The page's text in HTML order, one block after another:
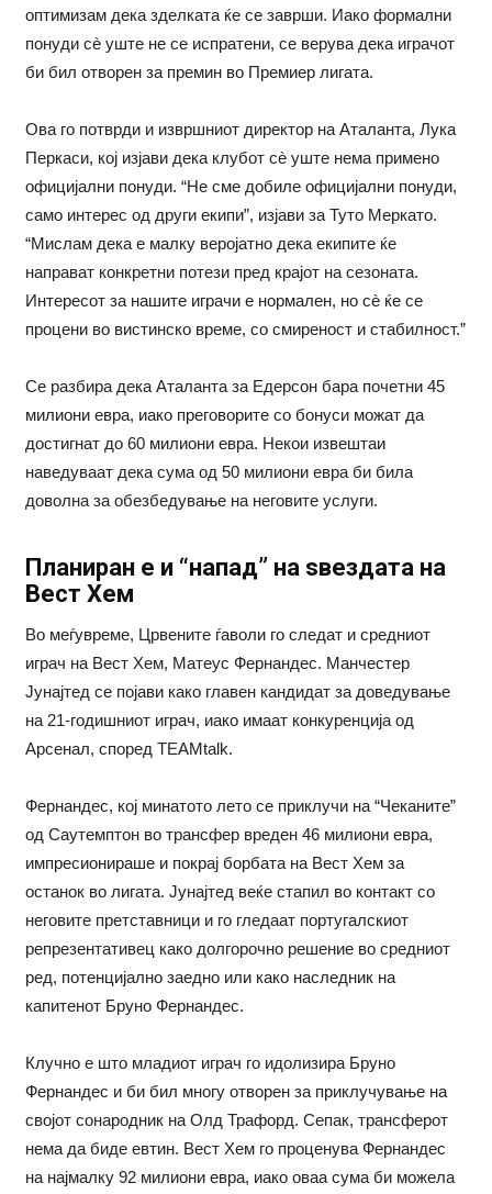
оптимизам дека зделката ќе се заврши. Иако формални
понуди сè уште не се испратени, се верува дека играчот
би бил отворен за премин во Премиер лигата.
Ова го потврди и извршниот директор на Аталанта, Лука
Перкаси, кој изјави дека клубот сè уште нема примено
официјални понуди. “Не сме добиле официјални понуди,
само интерес од други екипи”, изјави за Туто Меркато.
“Мислам дека е малку веројатно дека екипите ќе
направат конкретни потези пред крајот на сезоната.
Интересот за нашите играчи е нормален, но сè ќе се
процени во вистинско време, со смиреност и стабилност.”
Се разбира дека Аталанта за Едерсон бара почетни 45
милиони евра, иако преговорите со бонуси можат да
достигнат до 60 милиони евра. Некои извештаи
наведуваат дека сума од 50 милиони евра би била
доволна за обезбедување на неговите услуги.
Планиран е и “напад” на ѕвездата на
Вест Хем
Во меѓувреме, Црвените ѓаволи го следат и средниот
играч на Вест Хем, Матеус Фернандес. Манчестер
Јунајтед се појави како главен кандидат за доведување
на 21-годишниот играч, иако имаат конкуренција од
Арсенал, според TEAMtalk.
Фернандес, кој минатото лето се приклучи на “Чеканите”
од Саутемптон во трансфер вреден 46 милиони евра,
импресионираше и покрај борбата на Вест Хем за
останок во лигата. Јунајтед веќе стапил во контакт со
неговите претставници и го гледаат португалскиот
репрезентативец како долгорочно решение во средниот
ред, потенцијално заедно или како наследник на
капитенот Бруно Фернандес.
Клучно е што младиот играч го идолизира Бруно
Фернандес и би бил многу отворен за приклучување на
својот сонародник на Олд Трафорд. Сепак, трансферот
нема да биде евтин. Вест Хем го проценува Фернандес
на најмалку 92 милиони евра, иако оваа сума би можела